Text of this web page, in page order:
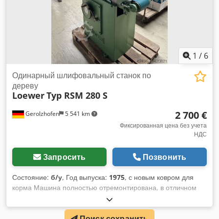
1 / 6
Gerolzhofen 5 541 km
Одинарный шлифовальный станок по
дереву
LoewerTyp RSM 280 S
2 700 €
Фиксированная цена без учета
НДС
Запросить Позвонить
Состояние: б/у, Год выпуска: 1975, с новым ковром для
корма Машина полностью отремонтирована, в отличном
состоянии. Машина очищена, полностью отремонтирована,
настроена, проведен тестовый запуск. Стол очищен,